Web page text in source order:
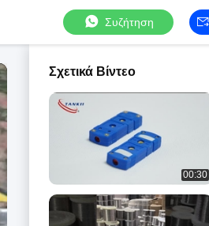
Συζήτηση
Σχετικά Βίντεο
00:30